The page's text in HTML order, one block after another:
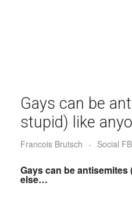
Gays can be
stupid) like
Francois Brutsch - Social FB
Gays can be
else…